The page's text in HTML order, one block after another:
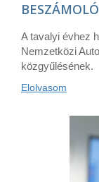
A tavalyi évhez
Nemzetközi
közgyűlésének.
Elolvasom